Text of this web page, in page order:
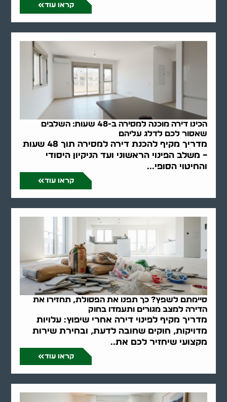
קראו עוד
הכינו דירה מוכנה למסירה ב-48 שעות: השלבים
שאסור לכם לדלג עליהם
מדריך מקיף להכנת דירה למסירה תוך 48 שעות
– משלב הפינוי הראשוני ועד הניקיון היסודי
והחיטוי הסופי...
קראו עוד
סיימתם לשפץ? כך תפנו את הפסולת, תחזירו את
הדירה למצב מגורים ותעמדו בחוק
מדריך מקיף לפינוי דירה אחרי שיפוץ: עלויות
מדויקות, חוקים שחובה לדעת, ובחירת שירות
מקצועי שיחזיר לכם את..
קראו עוד